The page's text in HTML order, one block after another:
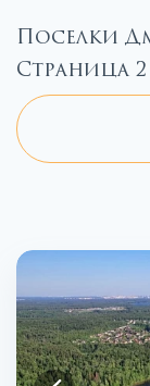
Поселки
Страница 2